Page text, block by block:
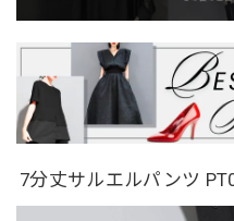
7分丈サルエルパンツ